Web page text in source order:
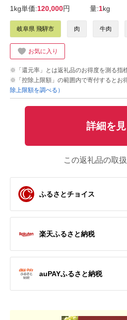
1kg単価:120,000円 量:1kg
岐阜県 飛騨市 肉 牛肉
お気に入り
※「還元率」とは返礼品のお得度を測る指
※「控除上限額」の範囲内で寄付するとお
除上限額を調べる）
詳細を
この返礼品の取
ふるさとチョイス
楽天ふるさと納税
auPAYふるさと納税